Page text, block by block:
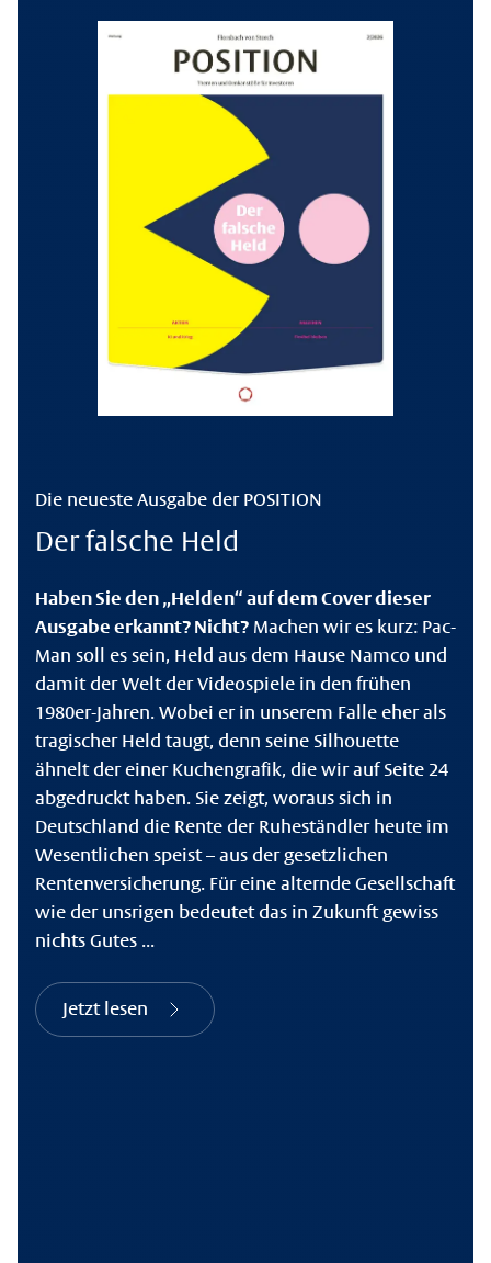
Die neueste Ausgabe der POSITION
Der falsche Held
Haben Sie den „Helden“ auf dem Cover dieser
Ausgabe erkannt? Nicht? Machen wir es kurz: Pac-
Man soll es sein, Held aus dem Hause Namco und
damit der Welt der Videospiele in den frühen
1980er-Jahren. Wobei er in unserem Falle eher als
tragischer Held taugt, denn seine Silhouette
ähnelt der einer Kuchengrafik, die wir auf Seite 24
abgedruckt haben. Sie zeigt, woraus sich in
Deutschland die Rente der Ruheständler heute im
Wesentlichen speist – aus der gesetzlichen
Rentenversicherung. Für eine alternde Gesellschaft
wie der unsrigen bedeutet das in Zukunft gewiss
nichts Gutes ...
Jetzt lesen